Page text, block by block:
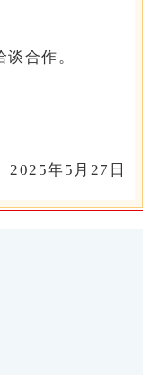
合作。
2025年5月27日